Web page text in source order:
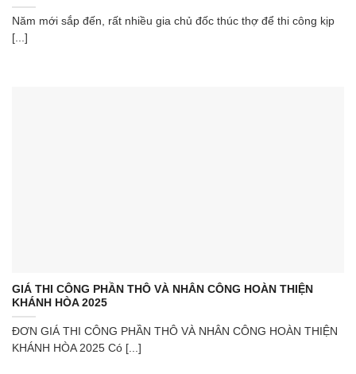
Năm mới sắp đến, rất nhiều gia chủ đốc thúc thợ để thi công kịp
[...]
GIÁ THI CÔNG PHẦN THÔ VÀ NHÂN CÔNG HOÀN THIỆN
KHÁNH HÒA 2025
ĐƠN GIÁ THI CÔNG PHẦN THÔ VÀ NHÂN CÔNG HOÀN THIỆN
KHÁNH HÒA 2025 Có [...]